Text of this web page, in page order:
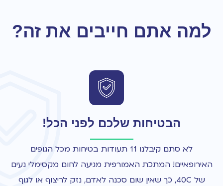
למה אתם חייבים את זה?
הבטיחות שלכם לפני הכל!
לא סתם קיבלנו 11 תעודות בטיחות מכל הגופים
האירופאיים! המתכת האמורפית מגיעה לחום מקסימלי נעים
של 40C, כך שאין שום סכנה לאדם, נזק לריצוף או לגוף